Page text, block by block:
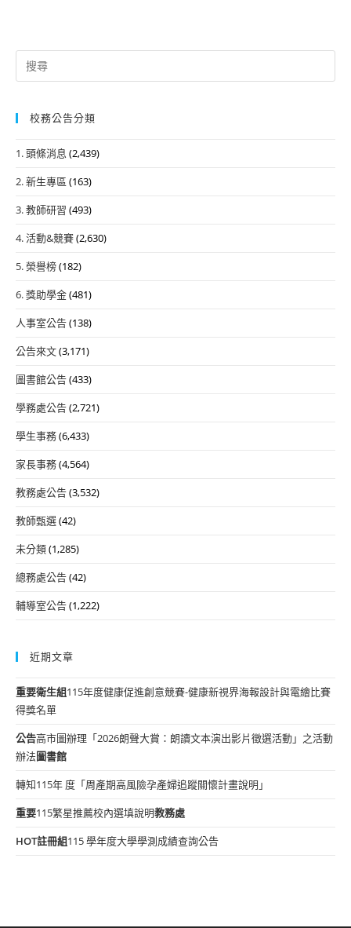
Search
for:
校務公告分類
1. 頭條消息 (2,439)
2. 新生專區 (163)
3. 教師研習 (493)
4. 活動&競賽(2,630)
5. 榮譽榜(182)
6. 獎助學金(481)
人事室公告(138)
公告來文(3,171)
圖書館公告(433)
學務處公告(2,721)
學生事務(6,433)
家長事務(4,564)
教務處公告(3,532)
教師甄選(42)
未分類(1,285)
總務處公告(42)
輔導室公告(1,222)
近期文章
重要衛生組115年度健康促進創意競賽-健康新視界海報設計與電繪比賽
得獎名單
公告高市圖辦理「2026朗聲大賞：朗讀文本演出影片徵選活動」之活動
辦法圖書館
轉知115年 度「周產期高風險孕產婦追蹤關懷計畫說明」
重要115繁星推薦校內選填說明教務處
HOT註冊組115 學年度大學學測成績查詢公告